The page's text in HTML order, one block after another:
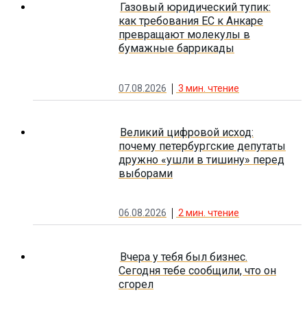
Газовый юридический тупик:
как требования ЕС к Анкаре
превращают молекулы в
бумажные баррикады
07.08.2026 3 мин. чтение
Великий цифровой исход:
почему петербургские депутаты
дружно «ушли в тишину» перед
выборами
06.08.2026 2 мин. чтение
Вчера у тебя был бизнес.
Сегодня тебе сообщили, что он
сгорел